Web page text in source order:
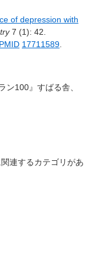
of depression with
7 (1): 42.
PMID 17711589
ン100』すばる舎、
関連するカテゴリがあ